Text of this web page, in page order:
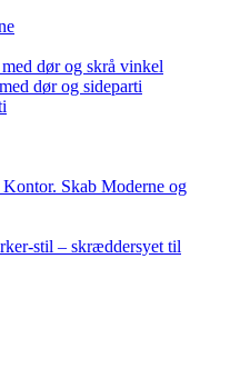
dør og skrå vinkel
dør og sideparti
Skab Moderne og
stil – skræddersyet til